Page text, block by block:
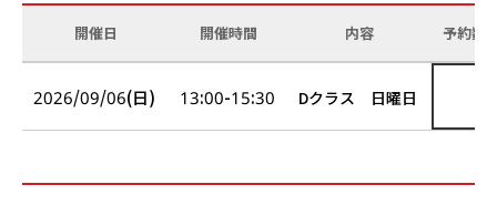
開催日 開催時間 内容 予約数
2026/09/06(日) 13:00-15:30 Dクラス 日曜日